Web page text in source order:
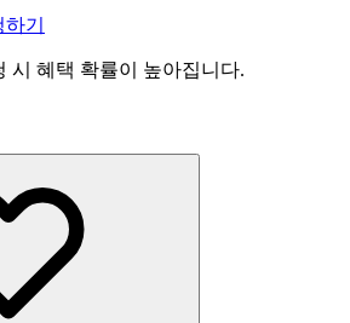
기
시 혜택 확률이 높아집니다.